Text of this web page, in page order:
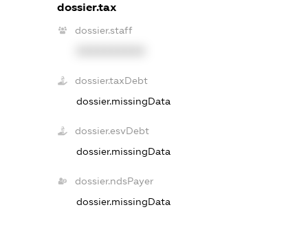
dossier.tax
dossier.staff
dossier.taxDebt
dossier.missingData
dossier.esvDebt
dossier.missingData
dossier.ndsPayer
dossier.missingData